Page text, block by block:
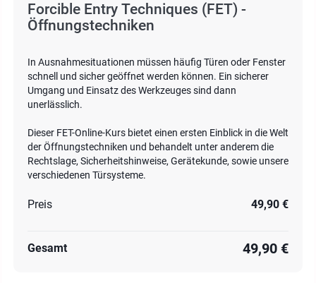
Forcible Entry Techniques (FET) -
Öffnungstechniken
In Ausnahmesituationen müssen häufig Türen oder Fenster
schnell und sicher geöffnet werden können. Ein sicherer
Umgang und Einsatz des Werkzeuges sind dann
unerlässlich.
Dieser FET-Online-Kurs bietet einen ersten Einblick in die Welt
der Öffnungstechniken und behandelt unter anderem die
Rechtslage, Sicherheitshinweise, Gerätekunde, sowie unsere
verschiedenen Türsysteme.
Preis 49,90 €
Gesamt 49,90 €